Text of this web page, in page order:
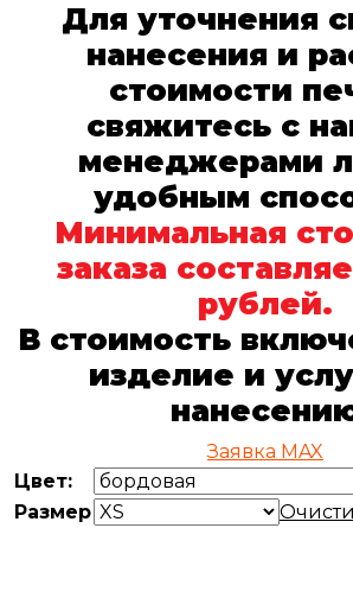
Для уточнения
нанесения и
стоимости
свяжитесь с
менеджерами
удобным
Минимальная
заказа
рублей.
В стоимость
изделие и
Заявкa MAX
Цвет:
Размер